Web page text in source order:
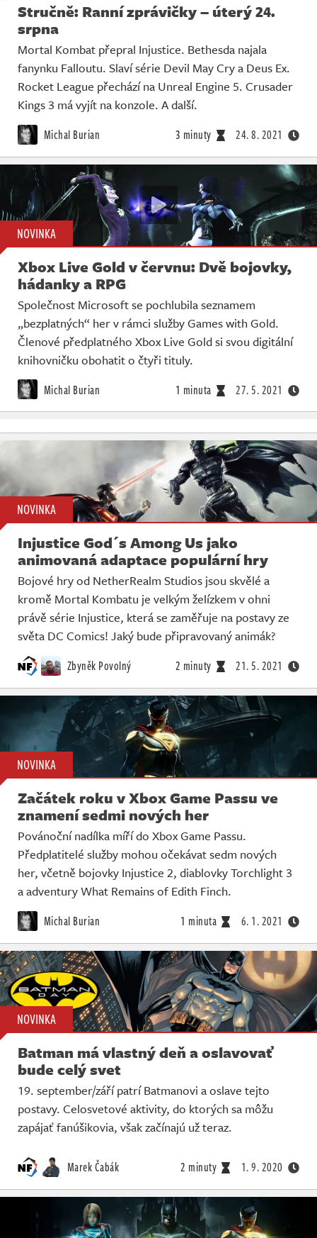
Stručně: Ranní zprávičky – úterý 24.
srpna
Mortal Kombat přepral Injustice. Bethesda najala
fanynku Falloutu. Slaví série Devil May Cry a Deus Ex.
Rocket League přechází na Unreal Engine 5. Crusader
Kings 3 má vyjít na konzole. A další.
Michal Burian 3 minuty 24. 8. 2021
NOVINKA
Xbox Live Gold v červnu: Dvě bojovky,
hádanky a RPG
Společnost Microsoft se pochlubila seznamem
„bezplatných“ her v rámci služby Games with Gold.
Členové předplatného Xbox Live Gold si svou digitální
knihovničku obohatit o čtyři tituly.
Michal Burian 1 minuta 27. 5. 2021
NOVINKA
Injustice God´s Among Us jako
animovaná adaptace populární hry
Bojové hry od NetherRealm Studios jsou skvělé a
kromě Mortal Kombatu je velkým želízkem v ohni
právě série Injustice, která se zaměřuje na postavy ze
světa DC Comics! Jaký bude připravovaný animák?
Zbyněk Povolný 2 minuty 21. 5. 2021
NOVINKA
Začátek roku v Xbox Game Passu ve
znamení sedmi nových her
Povánoční nadílka míří do Xbox Game Passu.
Předplatitelé služby mohou očekávat sedm nových
her, včetně bojovky Injustice 2, diablovky Torchlight 3
a adventury What Remains of Edith Finch.
Michal Burian 1 minuta 6. 1. 2021
NOVINKA
Batman má vlastný deň a oslavovať
bude celý svet
19. september/září patrí Batmanovi a oslave tejto
postavy. Celosvetové aktivity, do ktorých sa môžu
zapájať fanúšikovia, však začínajú už teraz.
Marek Čabák 2 minuty 1. 9. 2020